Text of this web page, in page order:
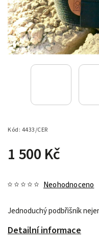
Kód: 4433/CER
1 500 Kč
Neohodnoceno
Jednoduchý podbřišník
Detailní informace